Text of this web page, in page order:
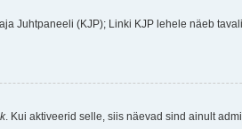
Juhtpaneeli (KJP); Linki KJP lehele näeb
. Kui aktiveerid selle, siis näevad sind ainult